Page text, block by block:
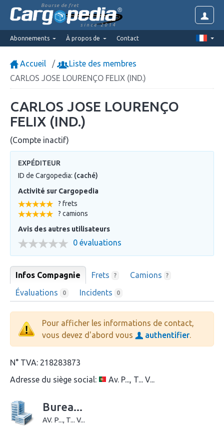
Bourse de fret
since 2014
Abonnements À propos de Contact
Accueil
Liste des membres
CARLOS JOSE LOURENÇO FELIX (IND.)
CARLOS JOSE LOURENÇO
FELIX (IND.)
(Compte inactif)
EXPÉDITEUR
ID de Cargopedia: (caché)
Activité sur Cargopedia
? frets
? camions
Avis des autres utilisateurs
0 évaluations
Infos Compagnie Frets ? Camions ?
Évaluations 0 Incidents 0
Pour afficher les informations de contact,
vous devez d'abord vous
authentifier
N° TVA: 218283873
Adresse du siège social:
Av. P..., T... V...
Burea...
AV. P..., T... V...